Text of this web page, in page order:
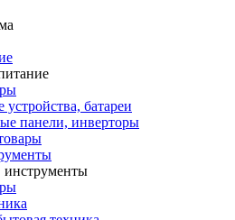
устройства, батареи
панели, инверторы
инструменты